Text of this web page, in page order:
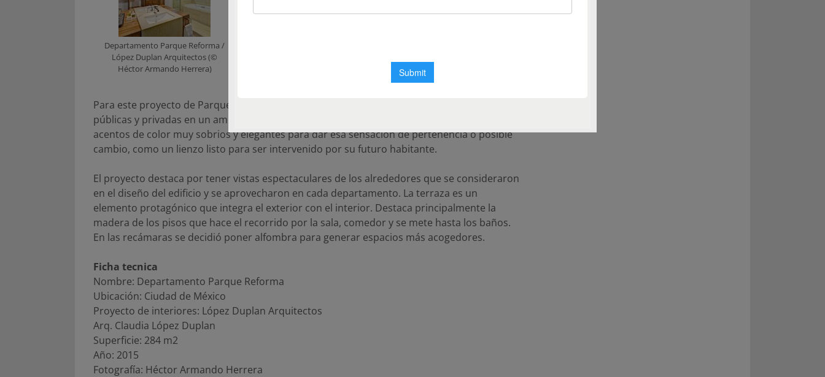
Departamento Parque Reforma /
López Duplan Arquitectos (©
Héctor Armando Herrera)
Para este proyecto de Parque Reforma trabajamos sobre un programa básico de áreas
públicas y privadas en un ambiente residencial. Se decidió generar un ambiente neutro con
acentos de color muy sobrios y elegantes para dar esa sensación de pertenencia o posible
cambio, como un lienzo listo para ser intervenido por su futuro habitante.
El proyecto destaca por tener vistas espectaculares de los alrededores que se consideraron
en el diseño del edificio y se aprovecharon en cada departamento. La terraza es un
elemento protagónico que integra el exterior con el interior. Destaca principalmente la
madera de los pisos que hace el recorrido por la sala, comedor y se mete hasta los baños.
En las recámaras se decidió poner alfombra para generar espacios más acogedores.
Ficha tecnica
Nombre: Departamento Parque Reforma
Ubicación: Ciudad de México
Proyecto de interiores: López Duplan Arquitectos
Arq. Claudia López Duplan
Superficie: 284 m2
Año: 2015
Fotografía: Héctor Armando Herrera